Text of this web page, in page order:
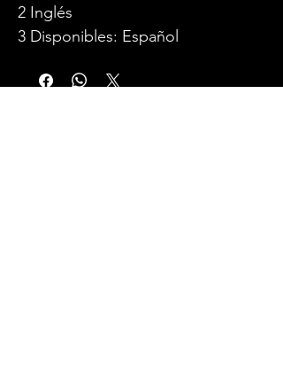
2 Inglés
3 Disponibles: Español